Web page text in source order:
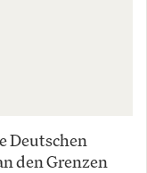
Deutschen
den Grenzen